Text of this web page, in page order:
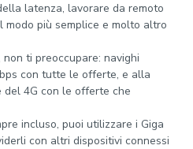
latenza, lavorare da remoto
modo più semplice e molto altro
ti preoccupare: navighi
con tutte le offerte, e alla
del 4G con le offerte che
incluso, puoi utilizzare i Giga
con altri dispositivi connessi